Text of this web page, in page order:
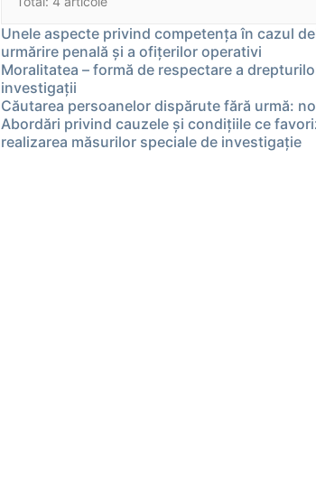
Unele aspecte privind competența în cazul
urmărire penală și a ofițerilor operativi
Moralitatea – formă de respectare a
investigaţii
Căutarea persoanelor dispărute fără urmă:
Abordări privind cauzele și condițiile ce
realizarea măsurilor speciale de investigaţie